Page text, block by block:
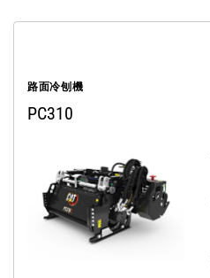
路面冷刨機
PC310